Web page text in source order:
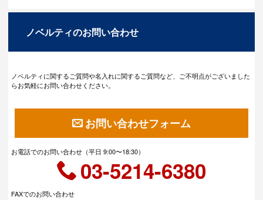
ノベルティのお問い合わせ
ノベルティに関するご質問や名入れに関するご質問など、ご不明点がございました
らお気軽にお問い合わせください。
お問い合わせフォーム
お電話でのお問い合わせ（平日 9:00〜18:30）
03-5214-6380
FAXでのお問い合わせ